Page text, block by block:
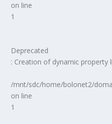
on line
1
Deprecated
: Creation of dynamic property
/mnt/sdc/home/bolonet2/
on line
1